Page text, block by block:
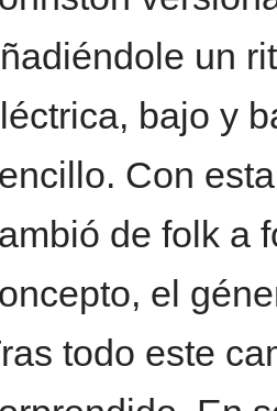
un
bajo y
Con
de folk a
el
todo este